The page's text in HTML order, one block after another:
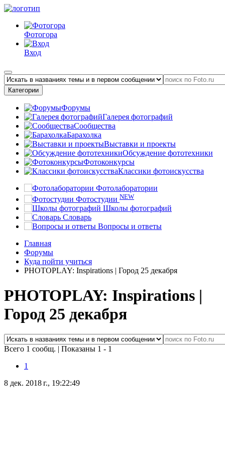
Фотогора
Вход
Категории
Форумы
Галерея фотографий
Сообщества
Барахолка
Выставки и проекты
Обсуждение фототехники
Фотоконкурсы
Классики фотоискусства
Фотолаборатории
Фотостудии NEW
Школы фотографий
Словарь
Вопросы и ответы
Главная
Форумы
Куда пойти учиться
PHOTOPLAY: Inspirations | Город 25 декабря
PHOTOPLAY: Inspirations |
Город 25 декабря
Всего 1 сообщ. | Показаны 1 - 1
1
8 дек. 2018 г., 19:22:49